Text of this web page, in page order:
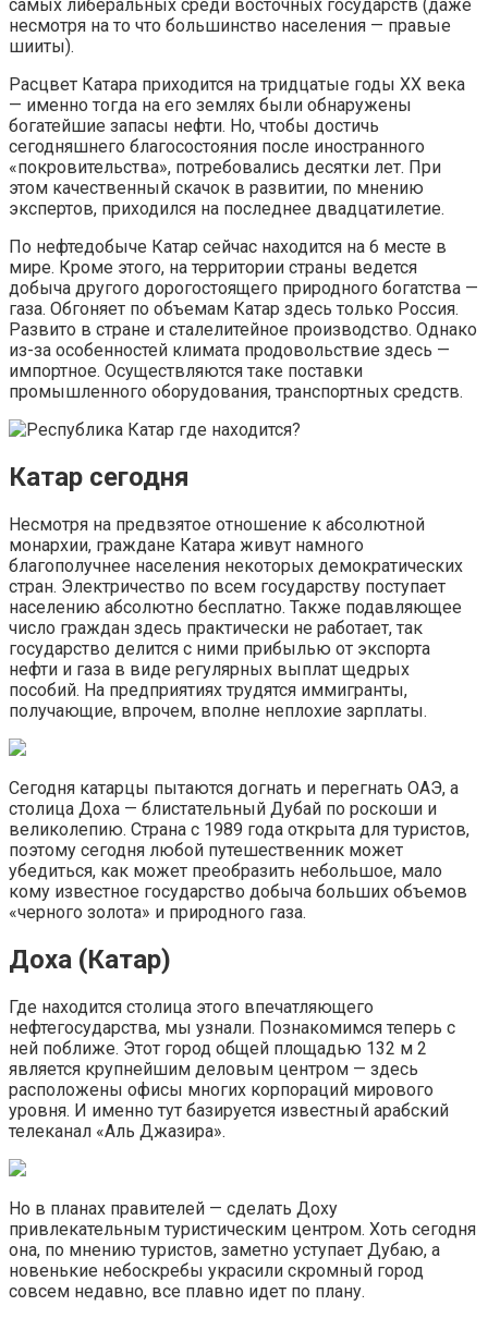
самых либеральных среди восточных государств (даже
несмотря на то что большинство населения — правые
шииты).
Расцвет Катара приходится на тридцатые годы XX века
— именно тогда на его землях были обнаружены
богатейшие запасы нефти. Но, чтобы достичь
сегодняшнего благосостояния после иностранного
«покровительства», потребовались десятки лет. При
этом качественный скачок в развитии, по мнению
экспертов, приходился на последнее двадцатилетие.
По нефтедобыче Катар сейчас находится на 6 месте в
мире. Кроме этого, на территории страны ведется
добыча другого дорогостоящего природного богатства —
газа. Обгоняет по объемам Катар здесь только Россия.
Развито в стране и сталелитейное производство. Однако
из-за особенностей климата продовольствие здесь —
импортное. Осуществляются таке поставки
промышленного оборудования, транспортных средств.
Катар сегодня
Несмотря на предвзятое отношение к абсолютной
монархии, граждане Катара живут намного
благополучнее населения некоторых демократических
стран. Электричество по всем государству поступает
населению абсолютно бесплатно. Также подавляющее
число граждан здесь практически не работает, так
государство делится с ними прибылью от экспорта
нефти и газа в виде регулярных выплат щедрых
пособий. На предприятиях трудятся иммигранты,
получающие, впрочем, вполне неплохие зарплаты.
Сегодня катарцы пытаются догнать и перегнать ОАЭ, а
столица Доха — блистательный Дубай по роскоши и
великолепию. Страна с 1989 года открыта для туристов,
поэтому сегодня любой путешественник может
убедиться, как может преобразить небольшое, мало
кому известное государство добыча больших объемов
«черного золота» и природного газа.
Доха (Катар)
Где находится столица этого впечатляющего
нефтегосударства, мы узнали. Познакомимся теперь с
ней поближе. Этот город общей площадью 132 м 2
является крупнейшим деловым центром — здесь
расположены офисы многих корпораций мирового
уровня. И именно тут базируется известный арабский
телеканал «Аль Джазира».
Но в планах правителей — сделать Доху
привлекательным туристическим центром. Хоть сегодня
она, по мнению туристов, заметно уступает Дубаю, а
новенькие небоскребы украсили скромный город
совсем недавно, все плавно идет по плану.